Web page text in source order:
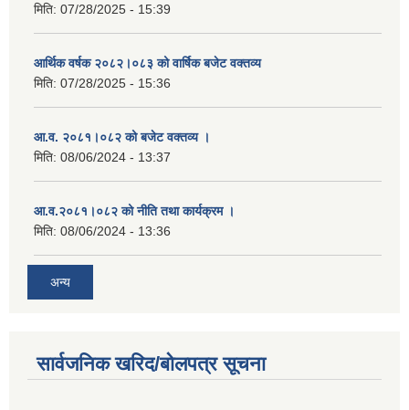
मिति: 07/28/2025 - 15:39
आर्थिक वर्षक २०८२।०८३ को वार्षिक बजेट वक्तव्य
मिति: 07/28/2025 - 15:36
आ.व. २०८१।०८२ को बजेट वक्तव्य ।
मिति: 08/06/2024 - 13:37
आ.व.२०८१।०८२ को नीति तथा कार्यक्रम ।
मिति: 08/06/2024 - 13:36
अन्य
सार्वजनिक खरिद/बोलपत्र सूचना